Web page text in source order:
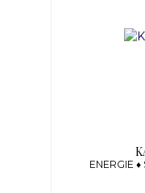
ENERGIE ♦